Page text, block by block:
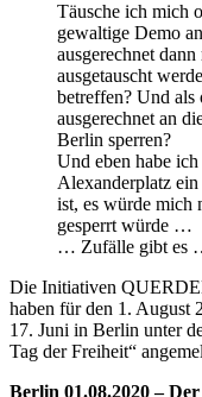
Täusche ich mich
gewaltige Demo
ausgerechnet
ausgetauscht
betreffen? Und als
ausgerechnet an
Berlin sperren?
Und eben habe
Alexanderplatz
ist, es würde mich
gesperrt würde …
… Zufälle gibt es
Die Initiativen
haben für den 1. August
17. Juni in Berlin unter
Tag der Freiheit“
Berlin 01.08.2020 –